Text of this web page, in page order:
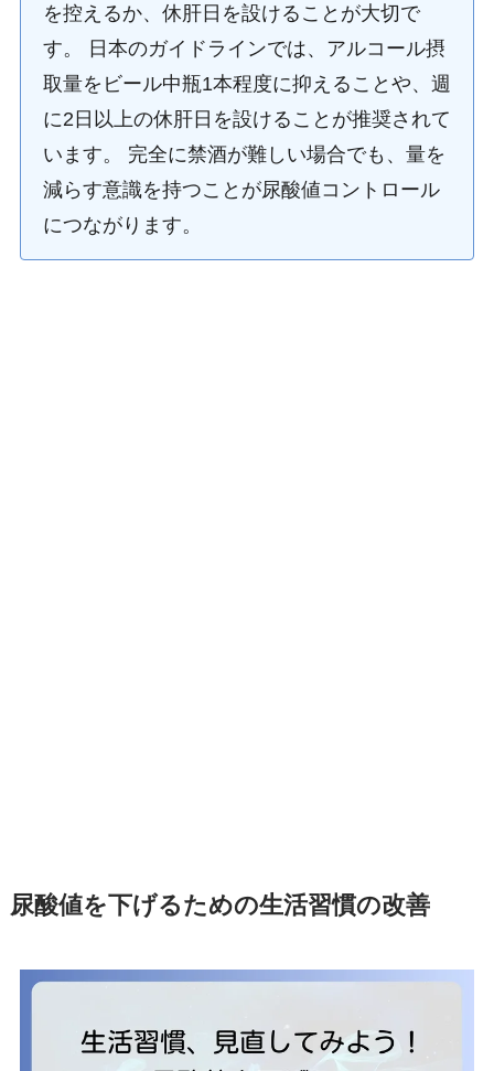
を控えるか、休肝日を設けることが大切で
す。 日本のガイドラインでは、アルコール摂
取量をビール中瓶1本程度に抑えることや、週
に2日以上の休肝日を設けることが推奨されて
います。 完全に禁酒が難しい場合でも、量を
減らす意識を持つことが尿酸値コントロール
につながります。
尿酸値を下げるための生活習慣の改善